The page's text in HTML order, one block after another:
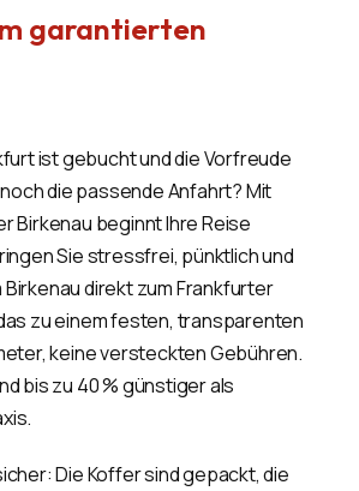
garantierten
ist gebucht und die Vorfreude
die passende Anfahrt? Mit
Birkenau beginnt Ihre Reise
Sie stressfrei, pünktlich und
Birkenau direkt zum Frankfurter
zu einem festen, transparenten
keine versteckten Gebühren.
bis zu 40 % günstiger als
Die Koffer sind gepackt, die